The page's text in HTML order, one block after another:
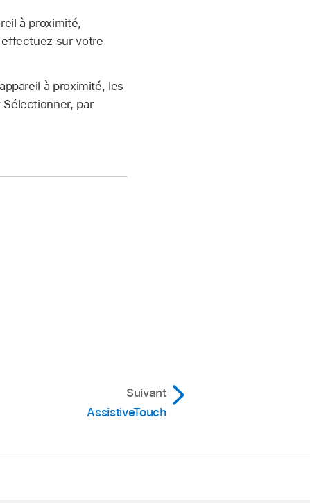
à proximité,
sur votre
à proximité, les
par
Suivant
AssistiveTouch